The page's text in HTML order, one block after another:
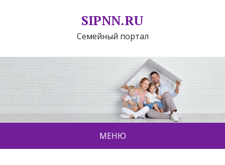
SIPNN.RU
Семейный портал
МЕНЮ